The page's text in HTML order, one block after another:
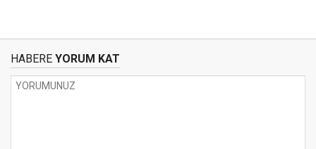
HABERE YORUM KAT